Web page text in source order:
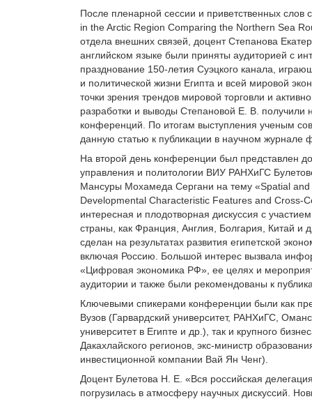
После пленарной сессии и приветственных
in the Arctic Region Comparing the Northern Sea
отдела внешних связей, доцент Степанова
английском языке были приняты аудиторией с
празднование 150-летия Суэцкого канала,
и политической жизни Египта и всей мировой
точки зрения трендов мировой торговли и
разработки и выводы Степановой Е. В. получили
конференций. По итогам выступления ученым
данную статью к публикации в научном журнале
На второй день конференции был представлен
управления и политологии ВИУ РАНХиГС
Мансуры Мохамеда Сергани на тему «Spatial
Developmental Characteristic Features and Cross-
интересная и плодотворная дискуссия с
страны, как Франция, Англия, Болгария, Китай и
сделан на результатах развития египетской
включая Россию. Большой интерес вызвала
«Цифровая экономика РФ», ее целях и
аудитории и также были рекомендованы к
Ключевыми спикерами конференции были как
Вузов (Гарвардский университет, РАНХиГС,
университет в Египте и др.), так и крупного
Дакахлайского регионов, экс-министр
инвестиционной компании Вай Ян Ченг).
Доцент Булетова Н. Е. «Вся российская
погрузилась в атмосферу научных дискуссий.